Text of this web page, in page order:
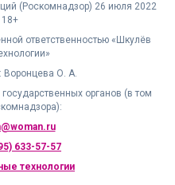
(Роскомнадзор) 26 июля 2022
18+
ответственностью «Шкулёв
Воронцева О. А.
органов (в том
633-57-57
технологии